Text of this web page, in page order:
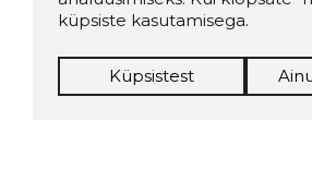
küpsiste kasutamisega.
Küpsistest